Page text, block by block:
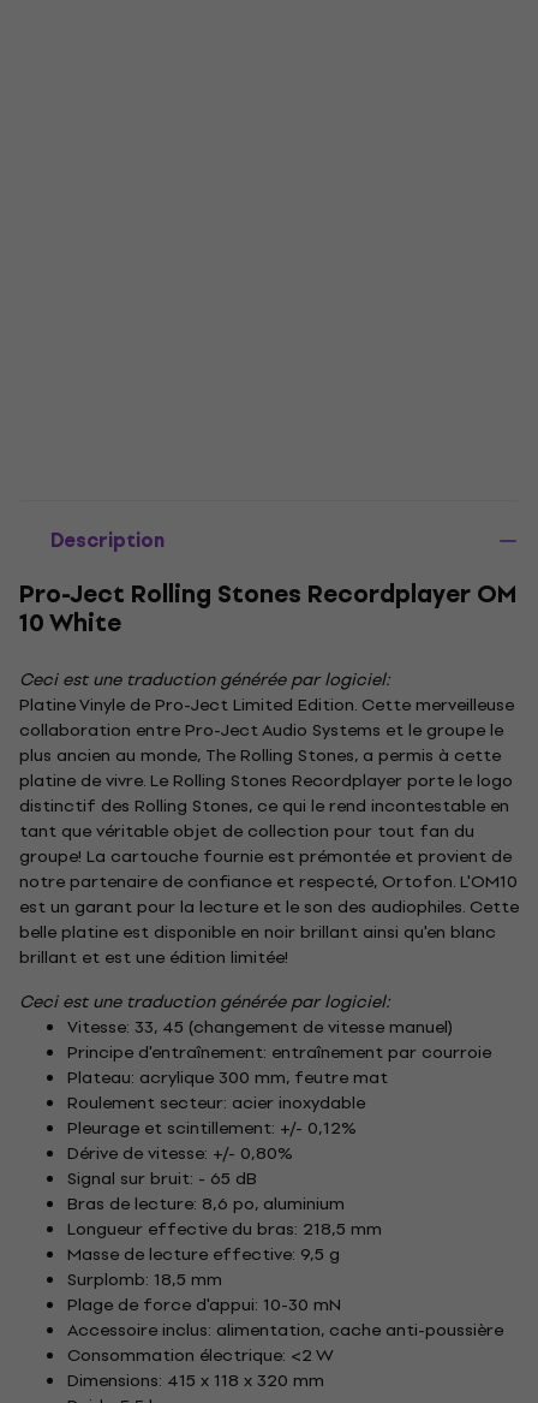
Description
Pro-Ject Rolling Stones Recordplayer OM
10 White
Ceci est une traduction générée par logiciel:
Platine Vinyle de Pro-Ject Limited Edition. Cette merveilleuse
collaboration entre Pro-Ject Audio Systems et le groupe le
plus ancien au monde, The Rolling Stones, a permis à cette
platine de vivre. Le Rolling Stones Recordplayer porte le logo
distinctif des Rolling Stones, ce qui le rend incontestable en
tant que véritable objet de collection pour tout fan du
groupe! La cartouche fournie est prémontée et provient de
notre partenaire de confiance et respecté, Ortofon. L'OM10
est un garant pour la lecture et le son des audiophiles. Cette
belle platine est disponible en noir brillant ainsi qu'en blanc
brillant et est une édition limitée!
Ceci est une traduction générée par logiciel:
Vitesse: 33, 45 (changement de vitesse manuel)
Principe d'entraînement: entraînement par courroie
Plateau: acrylique 300 mm, feutre mat
Roulement secteur: acier inoxydable
Pleurage et scintillement: +/- 0,12%
Dérive de vitesse: +/- 0,80%
Signal sur bruit: - 65 dB
Bras de lecture: 8,6 po, aluminium
Longueur effective du bras: 218,5 mm
Masse de lecture effective: 9,5 g
Surplomb: 18,5 mm
Plage de force d'appui: 10-30 mN
Accessoire inclus: alimentation, cache anti-poussière
Consommation électrique: <2 W
Dimensions: 415 x 118 x 320 mm